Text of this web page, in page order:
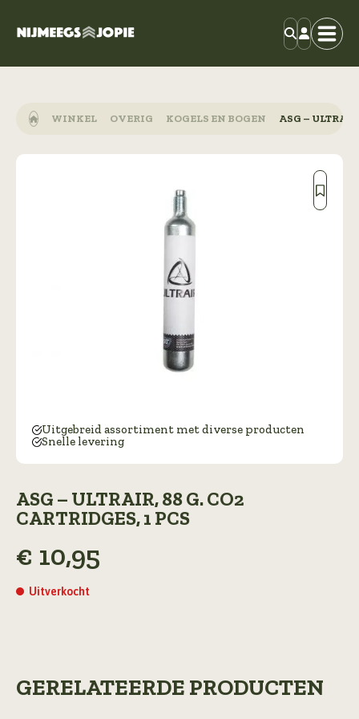
WINKEL OVERIG KOGELS EN BOGEN ASG –
Uitgebreid assortiment met diverse producten
Snelle levering
ASG – ULTRAIR, 88 G. CO2
CARTRIDGES, 1 PCS
€ 10,95
Uitverkocht
GERELATEERDE PRODUCTEN